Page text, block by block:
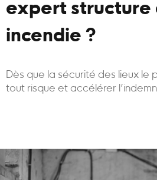
expert structure
incendie ?
Dès que la sécurité des lieux le
tout risque et accélérer